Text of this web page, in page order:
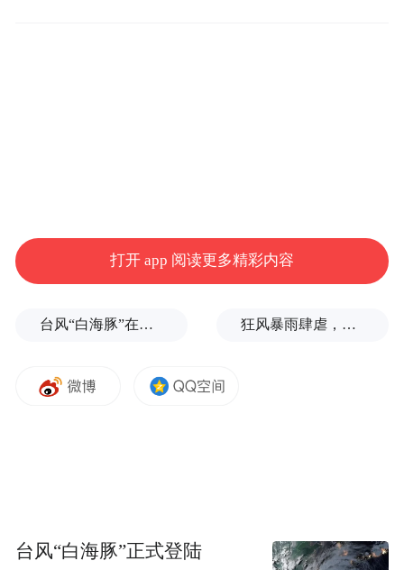
要进一步增强责任感、使命感，持续加大工
作力度，扎实做好要素保障，不断优化施工
注重细节品质，提升工艺水平，牢牢守住安
线环境综合整治，不断改善城市面貌，切实
打开 app 阅读更多精彩内容
台风“白海豚”在浙江玉环登陆，大片树木被吹倒 狂风暴雨肆虐，台州一家电厂遭受猛烈冲击
台风“白海豚”正式登陆